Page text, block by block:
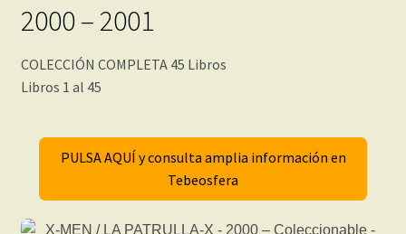
2000 – 2001
COLECCIÓN COMPLETA 45 Libros
Libros 1 al 45
PULSA AQUÍ y consulta amplia información en
Tebeosfera